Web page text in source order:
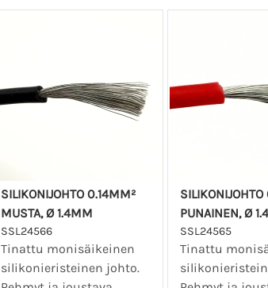
SILIKONIJOHTO 0.14MM²
MUSTA, Ø 1.4MM
SSL24566
Tinattu monisäikeinen
silikonieristeinen johto.
PUNAINEN, Ø
SSL24565
Tinattu